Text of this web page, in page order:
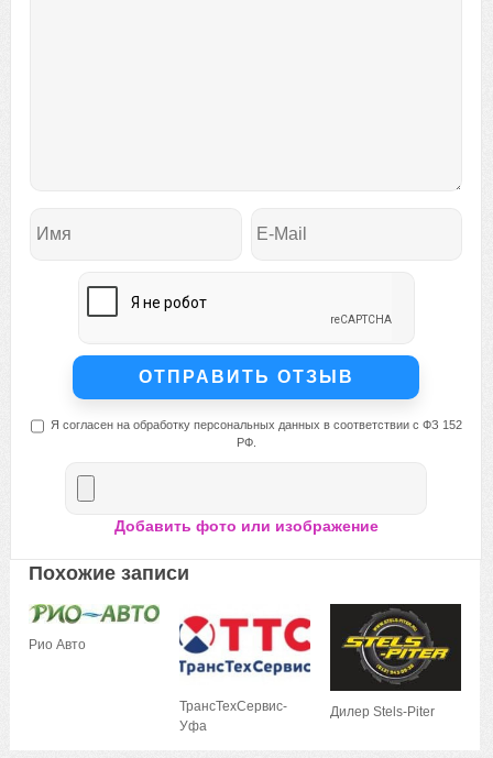
Я согласен на обработку персональных данных в соответствии с ФЗ 152
РФ.
Добавить фото или изображение
Похожие записи
Рио Авто
ТрансТехСервис-
Уфа
Дилер Stels-Piter